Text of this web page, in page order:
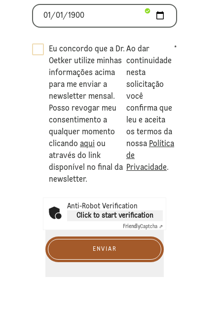
Eu concordo que a Dr.
Oetker utilize minhas
informações acima
para me enviar a
newsletter mensal.
Posso revogar meu
consentimento a
qualquer momento
clicando aqui ou
através do link
disponível no final da
newsletter.
Ao dar
continuidade
nesta
solicitação
você
confirma que
leu e aceita
os termos da
nossa Política
de
Privacidade.
*
Anti-Robot Verification
Click to start verification
FriendlyCaptcha ⇗
ENVIAR